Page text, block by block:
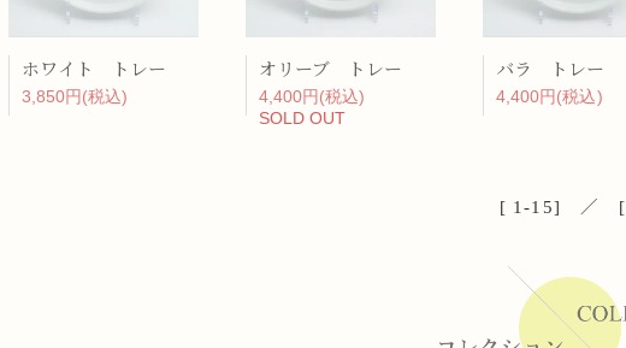
ホワイト トレー
3,850円(税込)
オリーブ トレー
4,400円(税込)
SOLD OUT
バラ トレー
4,400円(税込)
[ 1-15] ／